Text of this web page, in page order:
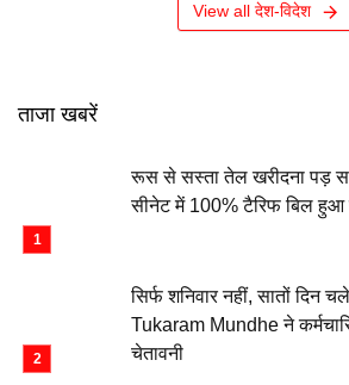
View all देश-विदेश
ताजा खबरें
रूस से सस्ता तेल खरीदना पड़
सीनेट में 100% टैरिफ बिल हुआ
सिर्फ शनिवार नहीं, सातों दिन
Tukaram Mundhe ने
चेतावनी